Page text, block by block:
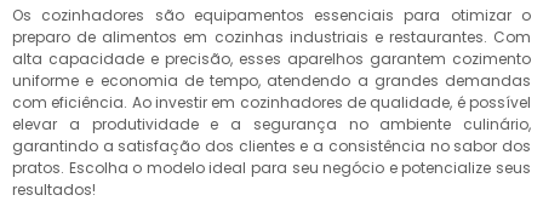
Os cozinhadores são equipamentos essenciais para otimizar o
preparo de alimentos em cozinhas industriais e restaurantes. Com
alta capacidade e precisão, esses aparelhos garantem cozimento
uniforme e economia de tempo, atendendo a grandes demandas
com eficiência. Ao investir em cozinhadores de qualidade, é possível
elevar a produtividade e a segurança no ambiente culinário,
garantindo a satisfação dos clientes e a consistência no sabor dos
pratos. Escolha o modelo ideal para seu negócio e potencialize seus
resultados!